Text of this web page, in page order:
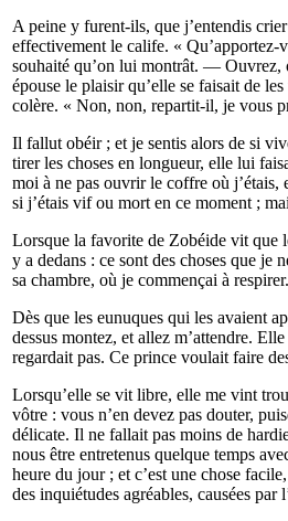
A peine y furent-ils, que j’entendis
effectivement le calife. «
souhaité qu’on lui montrât. — Ouvrez,
épouse le plaisir qu’elle se faisait de
colère. « Non, non, repartit-il, je vous
Il fallut obéir ; et je sentis alors de si
tirer les choses en longueur, elle lui
moi à ne pas ouvrir le coffre où j’étais,
si j’étais vif ou mort en ce moment ;
Lorsque la favorite de Zobéide vit que
y a dedans : ce sont des choses que
sa chambre, où je commençai à respirer.
Dès que les eunuques qui les avaient
dessus montez, et allez m’attendre.
regardait pas. Ce prince voulait faire
Lorsqu’elle se vit libre, elle me vint
vôtre : vous n’en devez pas douter,
délicate. Il ne fallait pas moins de
nous être entretenus quelque temps
heure du jour ; et c’est une chose
des inquiétudes agréables, causées par